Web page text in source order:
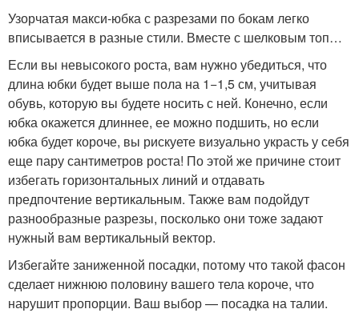
Узорчатая макси-юбка с разрезами по бокам легко
вписывается в разные стили. Вместе с шелковым топ…
Если вы невысокого роста, вам нужно убедиться, что
длина юбки будет выше пола на 1−1,5 см, учитывая
обувь, которую вы будете носить с ней. Конечно, если
юбка окажется длиннее, ее можно подшить, но если
юбка будет короче, вы рискуете визуально украсть у себя
еще пару сантиметров роста! По этой же причине стоит
избегать горизонтальных линий и отдавать
предпочтение вертикальным. Также вам подойдут
разнообразные разрезы, посколько они тоже задают
нужный вам вертикальный вектор.
Избегайте заниженной посадки, потому что такой фасон
сделает нижнюю половину вашего тела короче, что
нарушит пропорции. Ваш выбор — посадка на талии.